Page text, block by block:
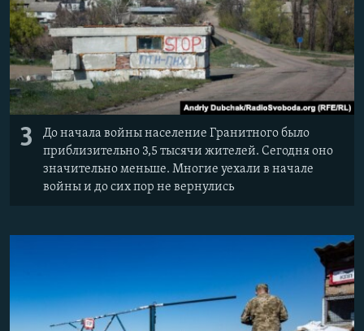
3
До начала войны население Гранитного было
приблизительно 3,5 тысячи жителей. Сегодня оно
значительно меньше. Многие уехали в начале
войны и до сих пор не вернулись